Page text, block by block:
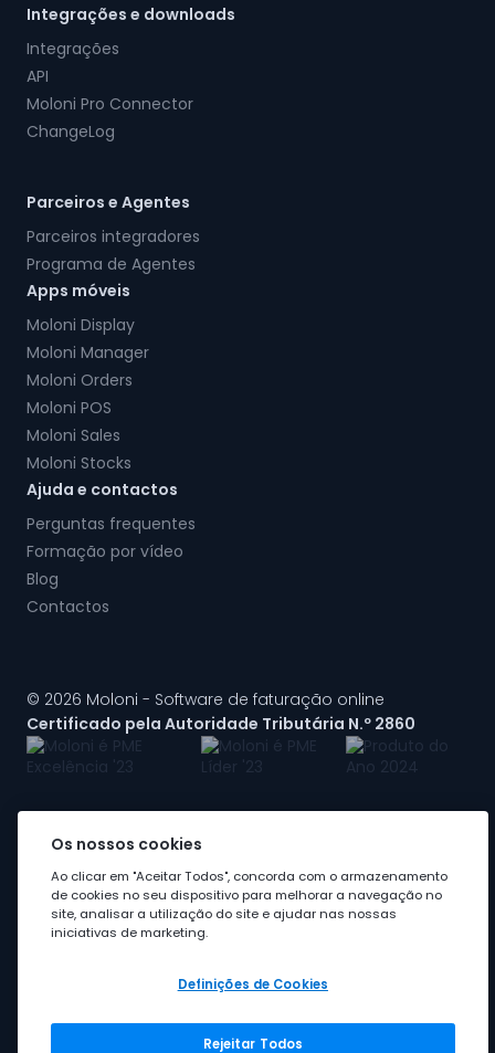
Integrações e downloads
Integrações
API
Moloni Pro Connector
ChangeLog
Parceiros e Agentes
Parceiros integradores
Programa de Agentes
Apps móveis
Moloni Display
Moloni Manager
Moloni Orders
Moloni POS
Moloni Sales
Moloni Stocks
Ajuda e contactos
Perguntas frequentes
Formação por vídeo
Blog
Contactos
© 2026 Moloni - Software de faturação online
Certificado pela Autoridade Tributária N.º 2860
A Moloni faz parte dogrupo Visma
Os nossos cookies
Ao clicar em "Aceitar Todos", concorda com o armazenamento
de cookies no seu dispositivo para melhorar a navegação no
site, analisar a utilização do site e ajudar nas nossas
iniciativas de marketing.
Definições de Cookies
Rejeitar Todos